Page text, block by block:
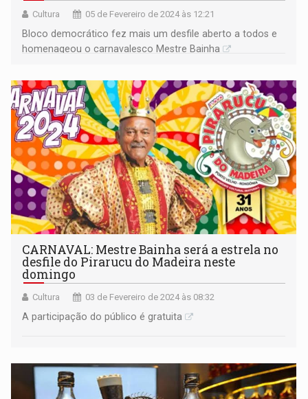
Cultura 05 de Fevereiro de 2024 às 12:21
Bloco democrático fez mais um desfile aberto a todos e
homenageou o carnavalesco Mestre Bainha
CARNAVAL: Mestre Bainha será a estrela no
desfile do Pirarucu do Madeira neste
domingo
Cultura 03 de Fevereiro de 2024 às 08:32
A participação do público é gratuita